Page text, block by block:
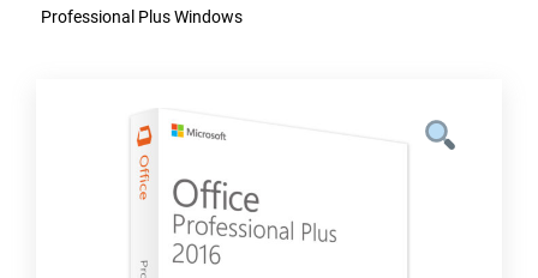
Professional Plus Windows